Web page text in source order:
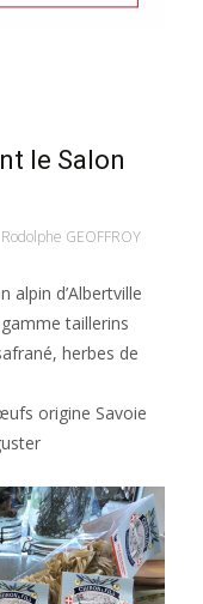
le Salon
Rodolphe GEOFFROY
alpin d’Albertville
taillerins
herbes de
origine Savoie